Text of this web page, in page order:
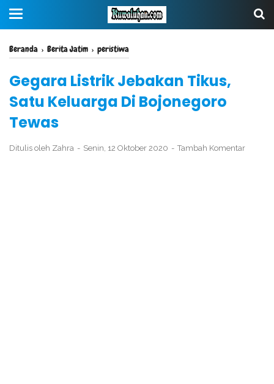
Beranda › Berita Jatim › peristiwa
Gegara Listrik Jebakan Tikus,
Satu Keluarga Di Bojonegoro
Tewas
Ditulis oleh Zahra Senin, 12 Oktober 2020 Tambah Komentar